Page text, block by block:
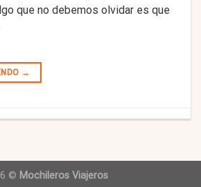
que no debemos olvidar es que
→
© Mochileros Viajeros